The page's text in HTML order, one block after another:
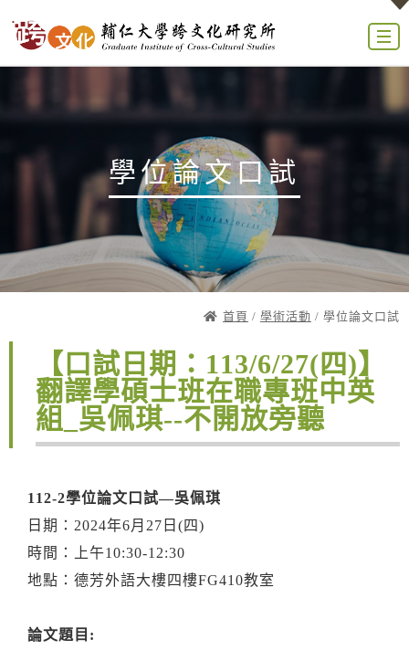
學位論文口試
首頁 / 學術活動 / 學位論文口試
【口試日期：113/6/27(四)】
翻譯學碩士班在職專班中英
組_吳佩琪--不開放旁聽
112-2學位論文口試—吳佩琪
日期：2024年6月27日(四)
時間：上午10:30-12:30
地點：德芳外語大樓四樓FG410教室
論文題目: